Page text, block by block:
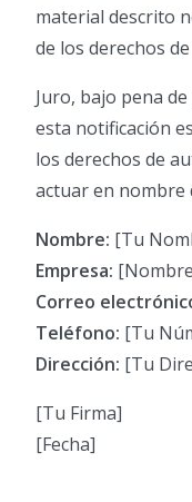
material descrito
de los derechos
Juro, bajo pena
esta notificación
los derechos de
actuar en nombre
Nombre: [Tu
Empresa:
Correo
Teléfono: [Tu
Dirección: [Tu
[Tu Firma]
[Fecha]